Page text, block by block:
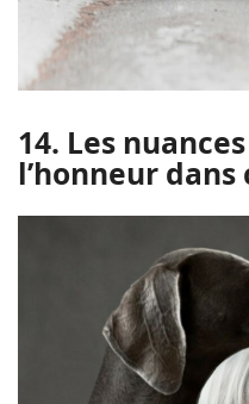
14. Les
l’honneur